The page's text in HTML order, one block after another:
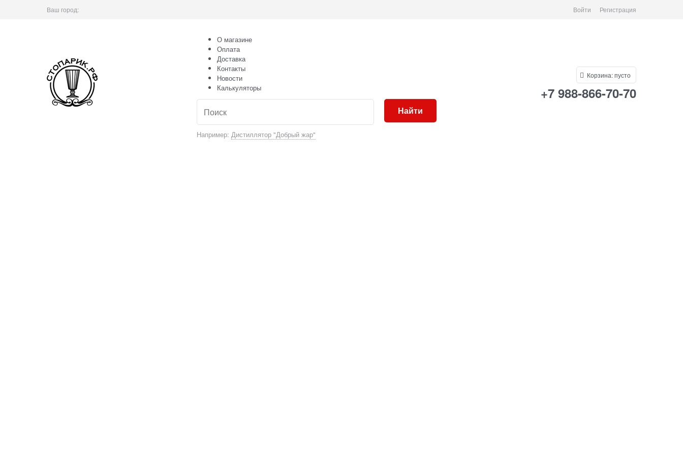
Ваш город: Войти Регистрация
О магазине
Оплата
Доставка
Контакты
Новости
Калькуляторы
Например: Дистиллятор "Добрый жар"
Найти
Корзина:пусто
+7 988-866-70-70